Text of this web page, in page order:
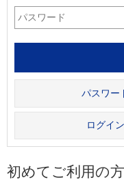
パスワー
ログイ
初めてご利用の